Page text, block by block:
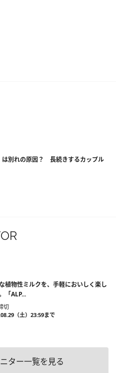
は別れの原因？ 長続きするカップル
植物性ミルクを、手軽においしく楽し
「ALP...
切
（土）23:59まで
ター一覧を見る